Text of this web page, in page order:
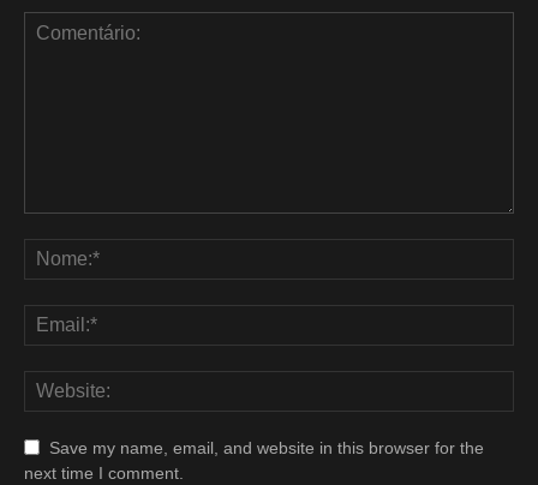
Save my name, email, and website in this browser for the
next time I comment.